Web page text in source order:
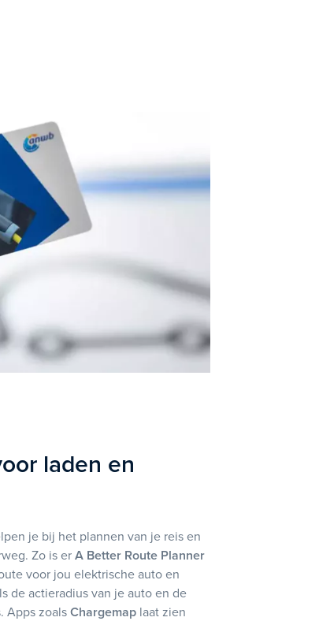
laden en
je bij het plannen van je reis en
Zo is erA Better Route Planner
voor jou elektrische auto en
de actieradius van je auto en de
Apps zoalsChargemap laat zien